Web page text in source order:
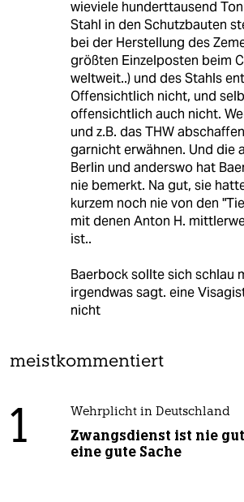
wieviele hunderttausend
Stahl in den Schutzbauten
bei der Herstellung des
größten Einzelposten beim
weltweit..) und des Stahls
Offensichtlich nicht, und
offensichtlich auch nicht.
und z.B. das THW
garnicht erwähnen. Und die
Berlin und anderswo hat
nie bemerkt. Na gut, sie
kurzem noch nie von den
mit denen Anton H.
ist..
Baerbock sollte sich schlau
irgendwas sagt. eine
nicht
meistkommentiert
1 Wehrplicht in Deutschland
Zwangsdienst ist nie
eine gute Sache